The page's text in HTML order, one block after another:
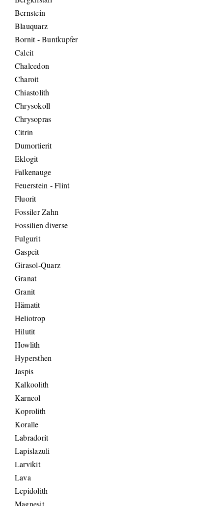
Bernstein
Blauquarz
Bornit - Buntkupfer
Calcit
Chalcedon
Charoit
Chiastolith
Chrysokoll
Chrysopras
Citrin
Dumortierit
Eklogit
Falkenauge
Feuerstein - Flint
Fluorit
Fossiler Zahn
Fossilien diverse
Fulgurit
Gaspeit
Girasol-Quarz
Granat
Granit
Hämatit
Heliotrop
Hilutit
Howlith
Hypersthen
Jaspis
Kalkoolith
Karneol
Koprolith
Koralle
Labradorit
Lapislazuli
Larvikit
Lava
Lepidolith
Magnesit